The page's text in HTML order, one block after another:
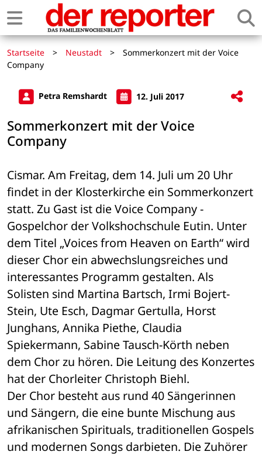
Startseite > Neustadt >
Sommerkonzert mit der Voice
Company
Petra Remshardt 12. Juli 2017
Sommerkonzert mit der Voice
Company
Cismar. Am Freitag, dem 14. Juli um 20 Uhr
findet in der Klosterkirche ein Sommerkonzert
statt. Zu Gast ist die Voice Company -
Gospelchor der Volkshochschule Eutin. Unter
dem Titel „Voices from Heaven on Earth“ wird
dieser Chor ein abwechslungsreiches und
interessantes Programm gestalten. Als
Solisten sind Martina Bartsch, Irmi Bojert-
Stein, Ute Esch, Dagmar Gertulla, Horst
Junghans, Annika Piethe, Claudia
Spiekermann, Sabine Tausch-Körth neben
dem Chor zu hören. Die Leitung des Konzertes
hat der Chorleiter Christoph Biehl.
Der Chor besteht aus rund 40 Sängerinnen
und Sängern, die eine bunte Mischung aus
afrikanischen Spirituals, traditionellen Gospels
und modernen Songs darbieten. Die Zuhörer